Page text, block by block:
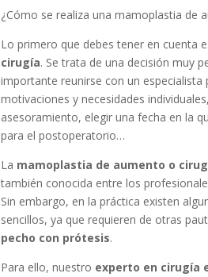
¿Cómo se realiza una mamoplastia de
Lo primero que debes tener en cuenta
cirugía. Se trata de una decisión muy
importante reunirse con un especialista
motivaciones y necesidades
asesoramiento, elegir una fecha en la
para el postoperatorio…
La mamoplastia de aumento o
también conocida entre los
Sin embargo, en la práctica existen
sencillos, ya que requieren de otras
pecho con prótesis.
Para ello, nuestro experto en cirugía